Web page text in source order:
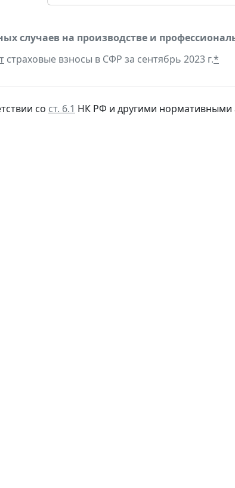
случаев на производстве и
страховые взносы в СФР за сентябрь 2023 г.*
со ст. 6.1 НК РФ и другими нормативными